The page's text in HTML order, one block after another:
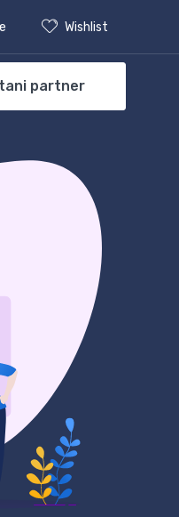
Wishlist
partner